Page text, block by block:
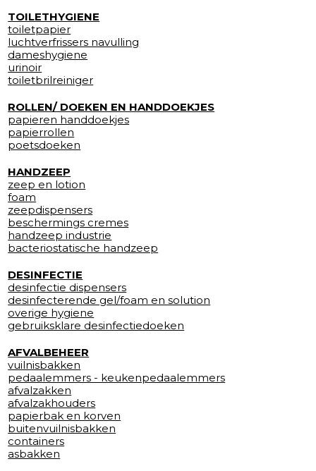
TOILETHYGIENE
toiletpapier
luchtverfrissers navulling
dameshygiene
urinoir
toiletbrilreiniger
ROLLEN/ DOEKEN EN HANDDOEKJES
papieren handdoekjes
papierrollen
poetsdoeken
HANDZEEP
zeep en lotion
foam
zeepdispensers
beschermings cremes
handzeep industrie
bacteriostatische handzeep
DESINFECTIE
desinfectie dispensers
desinfecterende gel/foam en solution
overige hygiene
gebruiksklare desinfectiedoeken
AFVALBEHEER
vuilnisbakken
pedaalemmers - keukenpedaalemmers
afvalzakken
afvalzakhouders
papierbak en korven
buitenvuilnisbakken
containers
asbakken